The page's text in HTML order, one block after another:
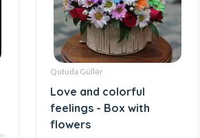
Qutuda Güllər
Love and colorful
feelings - Box with
flowers